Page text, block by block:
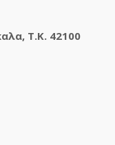
Τ.Κ. 42100